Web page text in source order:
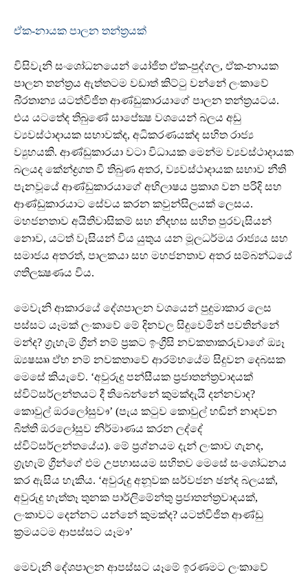
ඒක-නායක පාලන තන්ත්‍රයක්
විසිවැනි සංශෝධනයෙන් යෝජිත ඒක-පුද්ගල, ඒක-නායක
පාලන තන්ත්‍රය ඇත්තටම වඩාත් කිට්ටු වන්නේ ලංකාවේ
බි්‍රතාන්‍ය යටත්විජිත ආණ්ඩුකාරයාගේ පාලන තන්ත්‍රයටය.
එය යටතේද තිබුණේ සාපේක්‍ෂ වශයෙන් බලය අඩු
ව්‍යවස්ථාදායක සභාවක්ද, අධිකරණයක්ද සහිත රාජ්‍ය
ව්‍යුහයකි. ආණ්ඩුකාරයා වටා විධායක මෙන්ම ව්‍යවස්ථාදායක
බලයද කේන්ද්‍රගත වී තිබුණ අතර, ව්‍යවස්ථාදායක සභාව නීති
පැනවූයේ ආණ්ඩුකාරයාගේ අභිලාෂය ප්‍රකාශ වන පරිදි සහ
ආණ්ඩුකාරයාට සේවය කරන කවුන්සිලයක් ලෙසය.
මහජනතාව අයිතිවාසිකම් සහ නිදහස සහිත පුරවැසියන්
නොව, යටත් වැසියන් විය යුතුය යන මූලධර්මය රාජ්‍යය සහ
සමාජය අතරත්, පාලකයා සහ මහජනතාව අතර සම්බන්ධයේ
ගතිලක්‍ෂණය විය.
මෙවැනි ආකාරයේ දේශපාලන වශයෙන් පුදුමාකාර ලෙස
පස්සට යෑමක් ලංකාවේ මේ දිනවල සිදුවෙමින් පවතින්නේ
මන්ද? ග්‍රැහැම් ග්‍රීන් නම් ප්‍රකට ඉංග්‍රීසි නවකතාකරුවාගේ ඔ්‍යෑ
ඔ්‍යෂඎ ඵ්භ නම් නවකතාවේ ආරම්භයේම සිදුවන දෙබසක
මෙසේ කියැවේ. ‘අවුරුදු පන්සීයක ප්‍රජාතන්ත්‍රවාදයක්
ස්විට්සර්ලන්තයට දී තිබෙන්නේ කුමක්දැයි දන්නවාද?
කොවුල් ඔරලෝසුවෟ’ (පැය කටුව කොවුල් හඬින් නාදවන
බිත්ති ඔරලෝසුව නිර්මාණය කරන ලද්දේ
ස්විට්සර්ලන්තයේය). මේ ප්‍රශ්නයම දැන් ලංකාව ගැනද,
ග්‍රැහැම් ග්‍රීන්ගේ එම උපහාසයම සහිතව මෙසේ සංශෝධනය
කර ඇසිය හැකිය. ‘අවුරුදු අනූවක සර්වජන ඡන්ද බලයක්,
අවුරුදු හැත්තෑ තුනක පාර්ලිමේන්තු ප්‍රජාතන්ත්‍රවාදයක්,
ලංකාවට දෙන්නට යන්නේ කුමක්ද? යටත්විජිත ආණ්ඩු
ක්‍රමයටම ආපස්සට යෑමෟ’
මෙවැනි දේශපාලන ආපස්සට යෑමේ ඉරණමට ලංකාවේ